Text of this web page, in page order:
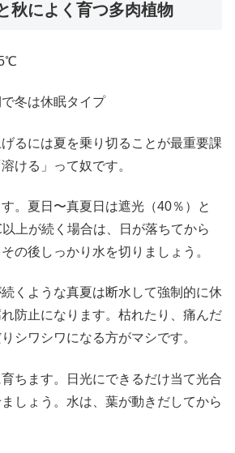
秋によく育つ多肉植物
冬は休眠タイプ
るには夏を乗り切ることが最重要課
ける」って奴です。
。夏日〜真夏日は遮光（40％）と
上が続く場合は、日が落ちてから
の後しっかり水を切りましょう。
くような真夏は断水して強制的に休
防止になります。枯れたり、痛んだ
シワシワになる方がマシです。
ちます。日光にできるだけ当て光合
しょう。水は、葉が動きだしてから